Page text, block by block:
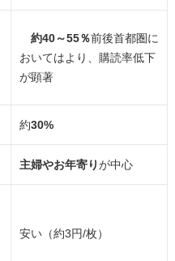
約40～55％前後首都圏に
おいてはより、購読率低下
が顕著
約30%
主婦やお年寄りが中心
安い（約3円/枚）